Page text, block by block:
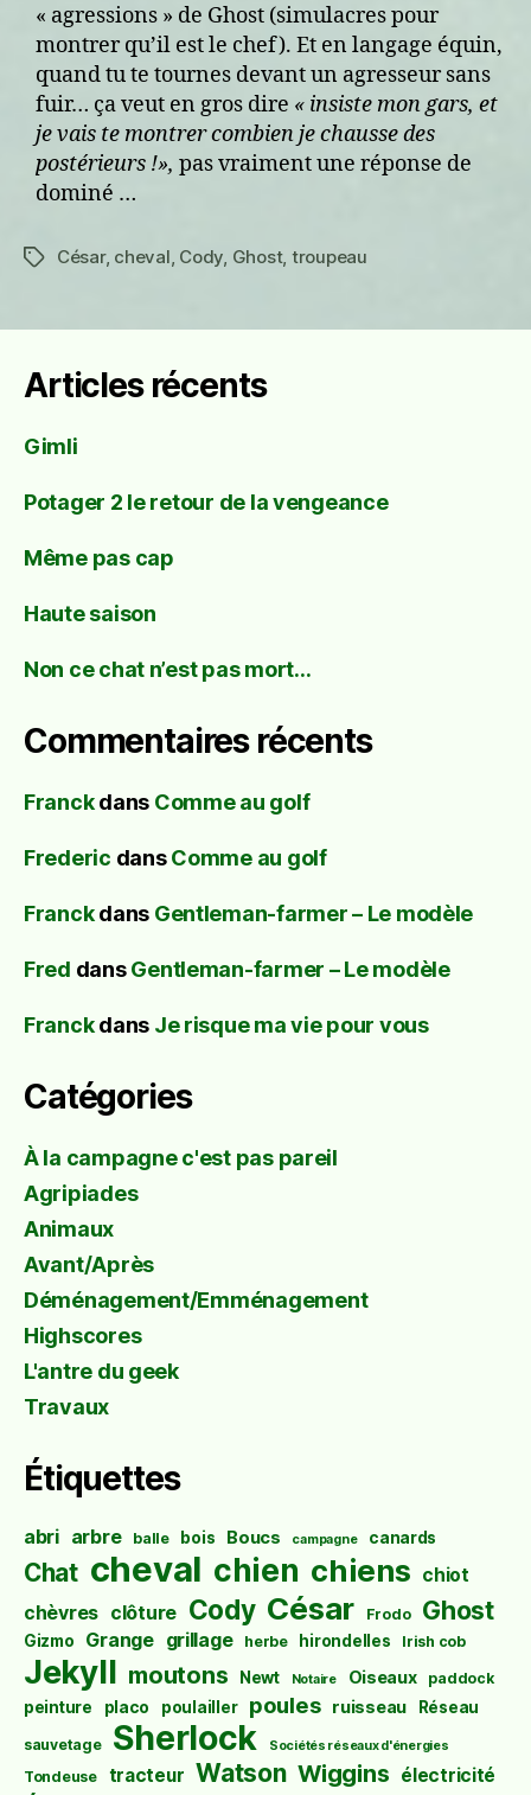
« agressions » de Ghost (simulacres pour
montrer qu’il est le chef). Et en langage équin,
quand tu te tournes devant un agresseur sans
fuir… ça veut en gros dire « insiste mon gars, et
je vais te montrer combien je chausse des
postérieurs !», pas vraiment une réponse de
dominé …
Étiquettes
César, cheval, Cody, Ghost, troupeau
Articles récents
Gimli
Potager 2 le retour de la vengeance
Même pas cap
Haute saison
Non ce chat n’est pas mort…
Commentaires récents
Franckdans Comme au golf
Frederic dansComme au golf
Franckdans Gentleman-farmer – Le modèle
Fred dansGentleman-farmer – Le modèle
Franckdans Je risque ma vie pour vous
Catégories
À la campagne c'est pas pareil
Agripiades
Animaux
Avant/Après
Déménagement/Emménagement
Highscores
L'antre du geek
Travaux
Étiquettes
abri arbre balle bois Boucs campagne canards
Chat cheval chien chiens chiot
chèvres clôture Cody César Frodo Ghost
Gizmo Grange grillage herbe hirondelles Irish cob
Jekyll moutons Newt Notaire Oiseaux paddock
peinture placo poulailler poules ruisseau Réseau
sauvetage Sherlock Sociétés réseaux d'énergies
Tondeuse tracteur Watson Wiggins électricité